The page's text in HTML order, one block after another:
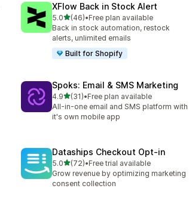
XFlow Back in Stock Alert
5.05つ星中
(46)
合計レビュー数：46件
•Free plan available
Back in stock automation, restock
alerts, unlimited emails
Built for Shopify
Spoks: Email & SMS Marketing
4.95つ星中
(31)
合計レビュー数：31件
•Free plan available
All-in-one email and SMS platform with
it's own mobile app
Dataships Checkout Opt‑in
5.05つ星中
(72)
合計レビュー数：72件
•Free trial available
Grow revenue by optimizing marketing
consent collection